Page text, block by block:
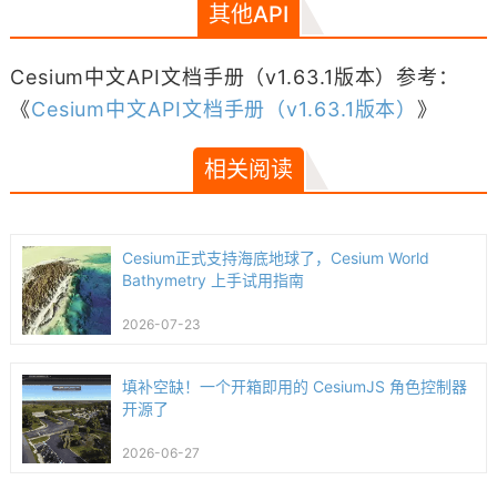
其他API
Cesium中文API文档手册（v1.63.1版本）参考：
《Cesium中文API文档手册（v1.63.1版本） 》
相关阅读
Cesium正式支持海底地球了，Cesium World
Bathymetry 上手试用指南
2026-07-23
填补空缺！一个开箱即用的 CesiumJS 角色控制器
开源了
2026-06-27